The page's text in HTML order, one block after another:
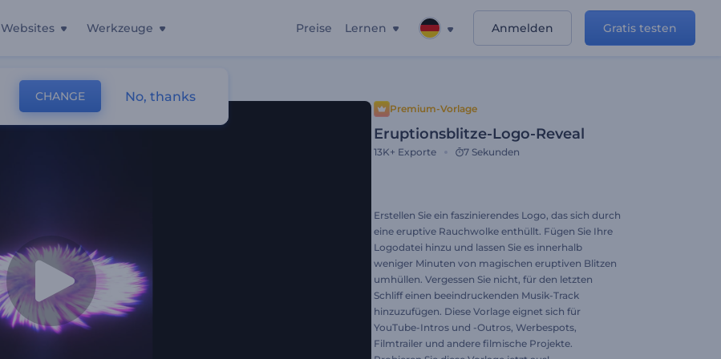
Websites Werkzeuge Preise Lernen Anmelden Gratis testen
Premium-Vorlage
Eruptionsblitze-Logo-Reveal
13K+ Exporte 7 Sekunden
Erstellen Sie ein faszinierendes Logo, das sich durch
eine eruptive Rauchwolke enthüllt. Fügen Sie Ihre
Logodatei hinzu und lassen Sie es innerhalb
weniger Minuten von magischen eruptiven Blitzen
umhüllen. Vergessen Sie nicht, für den letzten
Schliff einen beeindruckenden Musik-Track
hinzuzufügen. Diese Vorlage eignet sich für
YouTube-Intros und -Outros, Werbespots,
Filmtrailer und andere filmische Projekte.
CHANGE No, thanks